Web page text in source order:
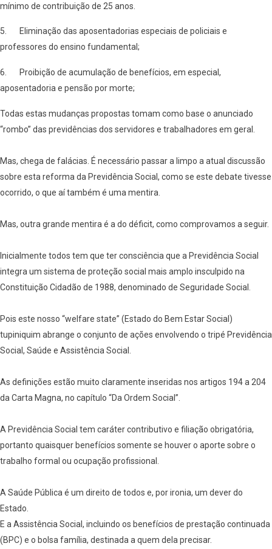
mínimo de contribuição de 25 anos.
5. Eliminação das aposentadorias especiais de policiais e
professores do ensino fundamental;
6. Proibição de acumulação de benefícios, em especial,
aposentadoria e pensão por morte;
Todas estas mudanças propostas tomam como base o anunciado
“rombo” das previdências dos servidores e trabalhadores em geral.
Mas, chega de falácias. É necessário passar a limpo a atual discussão
sobre esta reforma da Previdência Social, como se este debate tivesse
ocorrido, o que aí também é uma mentira.
Mas, outra grande mentira é a do déficit, como comprovamos a seguir.
Inicialmente todos tem que ter consciência que a Previdência Social
integra um sistema de proteção social mais amplo insculpido na
Constituição Cidadão de 1988, denominado de Seguridade Social.
Pois este nosso “welfare state” (Estado do Bem Estar Social)
tupiniquim abrange o conjunto de ações envolvendo o tripé Previdência
Social, Saúde e Assistência Social.
As definições estão muito claramente inseridas nos artigos 194 a 204
da Carta Magna, no capítulo “Da Ordem Social”.
A Previdência Social tem caráter contributivo e filiação obrigatória,
portanto quaisquer benefícios somente se houver o aporte sobre o
trabalho formal ou ocupação profissional.
A Saúde Pública é um direito de todos e, por ironia, um dever do
Estado.
E a Assistência Social, incluindo os benefícios de prestação continuada
(BPC) e o bolsa família, destinada a quem dela precisar.